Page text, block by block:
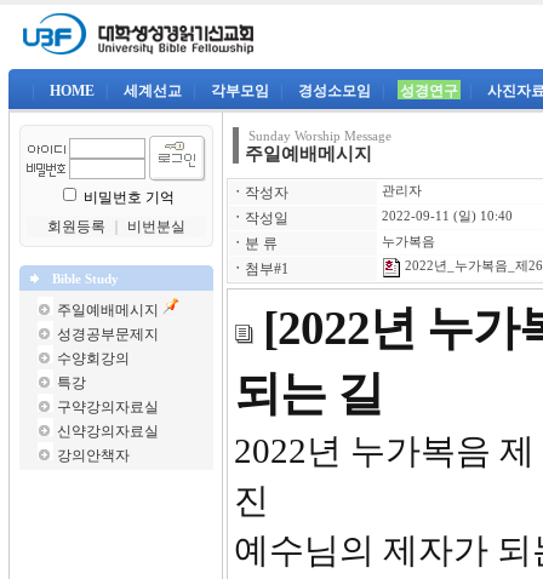
HOME 세계선교 각부모임 경성소모임 성경연구 사진자
비밀번호 기억
회원등록
비번분실
Bible Study
주일예배메시지
성경공부문제지
수양회강의
특강
구약강의자료실
신약강의자료실
강의안책자
Sunday Worship Message
주일예배메시지
ㆍ 작성자 관리자
ㆍ 작성일 2022-09-11 (일) 10:40
ㆍ 분 류 누가복음
ㆍ 첨부#1 2022년_누가복음_제
[2022년 누가
되는 길
2022년
진
예수님의 제자가 되